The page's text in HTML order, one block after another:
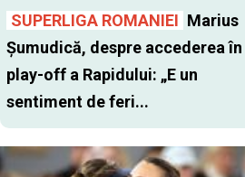
SUPERLIGA ROMANIEI Marius
Șumudică, despre accederea în
play-off a Rapidului: „E un
sentiment de feri...